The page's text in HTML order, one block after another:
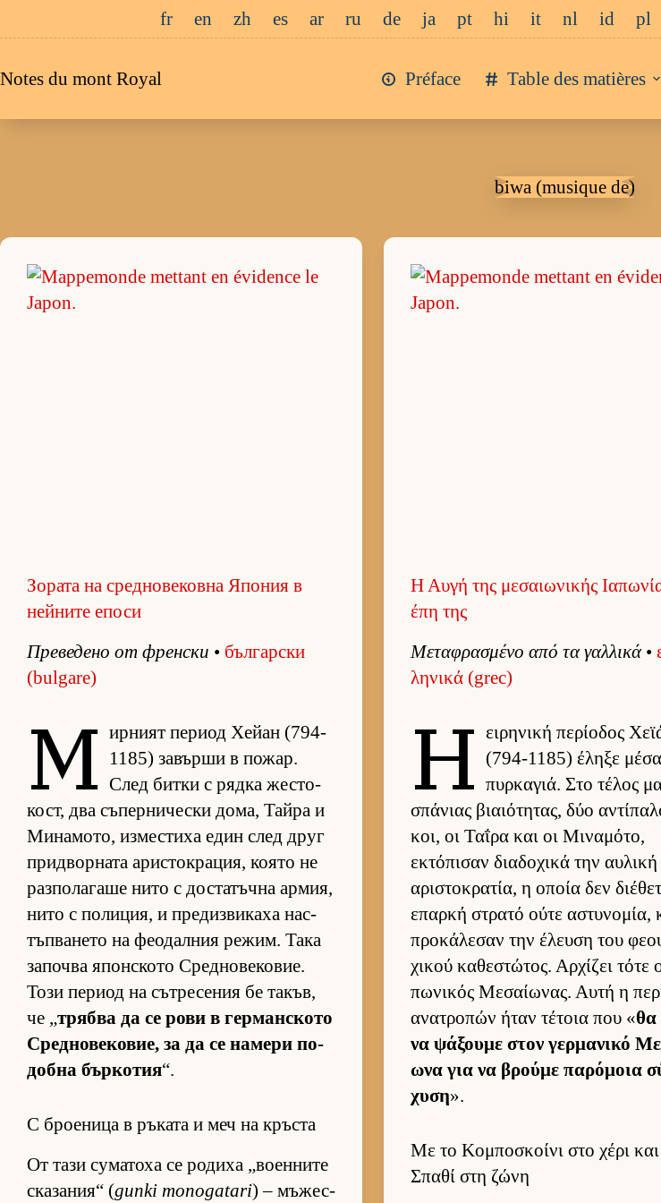
au
fr en zh es ar ru de ja pt hi it nl id pl
Notes du mont Royal Préface Table des matières
biwa (musique de)
Зората на средновековна Япония в
нейните епоси
Пре­ве­дено от френ­ски • бъл­гар­ски
(bulgare)
М ир­ният пе­риод Хе­йан (794-
1185) за­върши в по­жар.
След битки с рядка жес­то­
кост, два съ­пер­ни­чески до­ма, Тайра и
Ми­на­мо­то, из­мес­тиха един след друг
прид­вор­ната арис­ток­ра­ция, ко­ято не
раз­по­ла­гаше нито с дос­та­тъчна ар­мия,
нито с по­ли­ция, и пре­диз­ви­каха нас­
тъп­ва­нето на фе­о­дал­ния ре­жим. Така
за­почва япон­с­кото Сред­но­ве­ко­вие.
Този пе­риод на сът­ре­се­ния бе та­къв,
че „трябва да се рови в гер­ман­с­кото
Сред­но­ве­ко­вие, за да се на­мери по­
добна бър­ко­тия“.
С броеница в ръката и меч на кръста
От тази су­ма­тоха се ро­диха „во­ен­ните
ска­за­ния“ (gunki monogatari) – мъ­жес­
Η Αυγή της μεσαιωνικής
έπη της
Μεταφρασμένο από τα γαλ­λικά•
ληνικά (grec)
Η ει­ρηνική περίοδος
(794-1185) έληξε
πυρ­καγιά. Στο τέλος
σπάνιας βιαιότητας, δύο
κοι, οι Ταΐρα και οι Μιναμότο,
εκτόπισαν δια­δοχικά την αυ­λική
αριστοκρατία, η οποία δεν
επαρκή στρατό ούτε αστυνομία,
προκάλεσαν την έλευση του
χικού καθεστώτος. Αρ­χίζει τότε
πωνικός Μεσαί­ωνας. Αυτή η
ανατροπών ήταν τέτοια που «θα
να ψάξουμε στον γερ­μανικό
ωνα για να βρούμε παρόμοια
χυση».
Με το Κομποσκοίνι στο χέρι
Σπαθί στη ζώνη